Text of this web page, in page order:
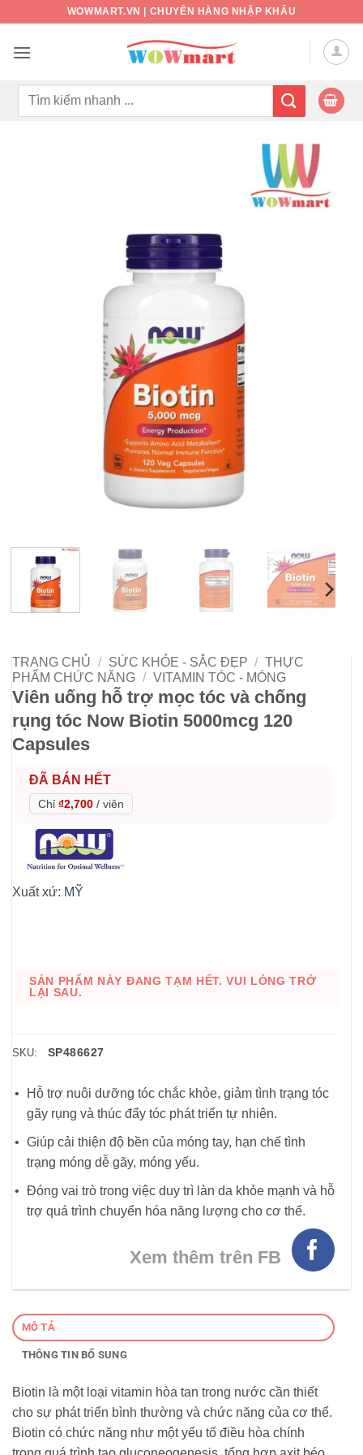
nội
WOWMART.VN | CHUYÊN HÀNG NHẬP KHẨU
Tìm
TRANG CHỦ / SỨC KHỎE - SẮC ĐẸP / THỰC
PHẨM CHỨC NĂNG / VITAMIN TÓC - MÓNG
Viên uống hỗ trợ mọc tóc và chống
rụng tóc Now Biotin 5000mcg 120
Capsules
ĐÃ BÁN HẾT
Chỉ ₫2,700 / viên
Xuất xứ: MỸ
SẢN PHẨM NÀY ĐANG TẠM HẾT. VUI LÒNG TRỞ
LẠI SAU.
SKU: SP486627
Hỗ trợ nuôi dưỡng tóc chắc khỏe, giảm tình trạng tóc
gãy rụng và thúc đẩy tóc phát triển tự nhiên.
Giúp cải thiện độ bền của móng tay, hạn chế tình
trạng móng dễ gãy, móng yếu.
Đóng vai trò trong việc duy trì làn da khỏe mạnh và hỗ
trợ quá trình chuyển hóa năng lượng cho cơ thể.
Xem thêm trên FB
MÔ TẢ
THÔNG TIN BỔ SUNG
Biotin là một loại vitamin hòa tan trong nước cần thiết
cho sự phát triển bình thường và chức năng của cơ thể.
Biotin có chức năng như một yếu tố điều hòa chính